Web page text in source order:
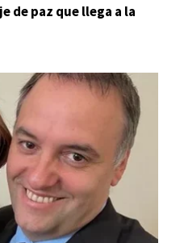
de paz que llega a la